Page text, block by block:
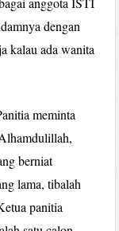
dengan
kalau ada wanita
meminta
berniat
lama, tibalah
panitia